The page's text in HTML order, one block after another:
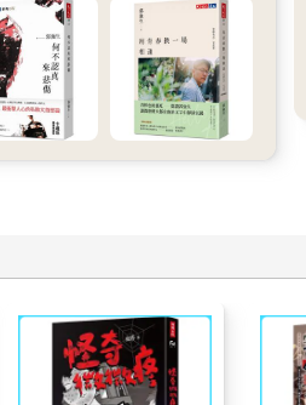
相來評論你，根據你的談吐來評論
你的手、你的身體和臉的樣子來評
批評背後都有個意思：不論沃克有
都沒有權利懷孕，甚至懷了就有道
「我覺得我的懷孕遭到了無情的恐
生小孩，是忽略了她所有美好的地
極美的臉、極活躍的才智，所以應
的時候，大多忽略了一點：孩子若
其豐富經驗，將比別人更能了解與
風險。與我們的判斷相比，他們做